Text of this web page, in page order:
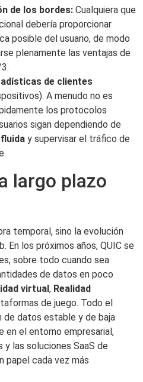
de los bordes: Cualquiera que
debería proporcionar
posible del usuario, de modo
plenamente las ventajas de
de clientes
A menudo no es
los protocolos
sigan dependiendo de
y supervisar el tráfico de
largo plazo
temporal, sino la evolución
En los próximos años, QUIC se
sobre todo cuando sea
de datos en poco
virtual, Realidad
de juego. Todo el
de datos estable y de baja
en el entorno empresarial,
las soluciones SaaS de
papel cada vez más